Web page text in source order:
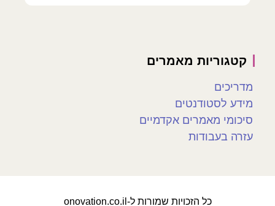
קטגוריות מאמרים
מדריכים
מידע לסטודנטים
סיכומי מאמרים אקדמיים
עזרה בעבודות
כל הזכויות שמורות ל-onovation.co.il